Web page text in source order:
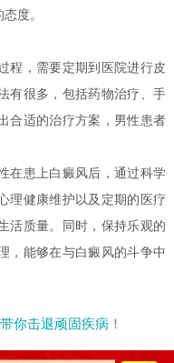
度。
，需要定期到医院进行皮
有很多，包括药物治疗、手
合适的治疗方案，男性患者
在患上白癜风后，通过科学
理健康维护以及定期的医疗
活质量。同时，保持乐观的
，能够在与白癜风的斗争中
你击退顽固疾病！